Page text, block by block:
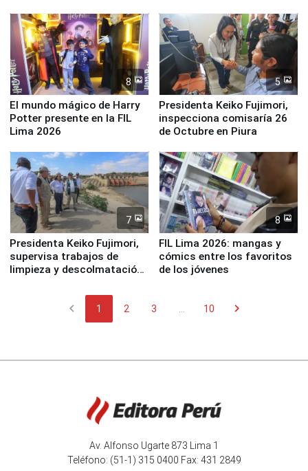
la UGEL 2
Derecho Colectivo"
8
El mundo mágico de Harry
Potter presente en la FIL
Lima 2026
5
Presidenta Keiko Fujimori,
inspecciona comisaría 26
de Octubre en Piura
7
Presidenta Keiko Fujimori,
supervisa trabajos de
limpieza y descolmatación
8
FIL Lima 2026: mangas y
cómics entre los favoritos
de los jóvenes
chevron_left 1 2 3 10 chevron_right
Av. Alfonso Ugarte 873 Lima 1
Teléfono: (51-1) 315 0400 Fax: 431 2849